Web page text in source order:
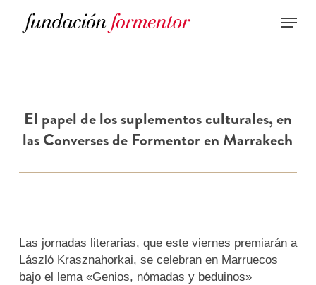
El papel de los suplementos culturales, en
las Converses de Formentor en Marrakech
Las jornadas literarias, que este viernes premiarán a
László Krasznahorkai, se celebran en Marruecos
bajo el lema «Genios, nómadas y beduinos»